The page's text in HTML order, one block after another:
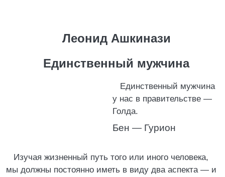
Леонид Ашкинази
Единственный мужчина
Единственный мужчина
у нас в правительстве —
Голда.
Бен — Гурион
Изучая жизненный путь того или иного человека,
мы должны постоянно иметь в виду два аспекта — и